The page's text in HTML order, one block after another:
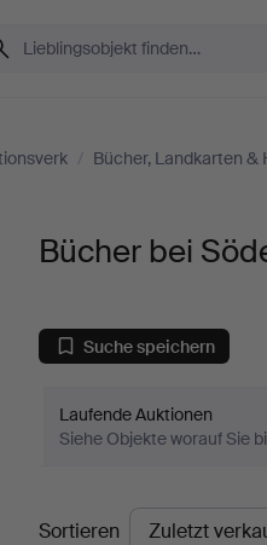
/ Bücher, Landkarten &
Bücher bei
Suche speichern
Laufende Auktionen
Siehe Objekte worauf Sie
Endpreise
Sortieren